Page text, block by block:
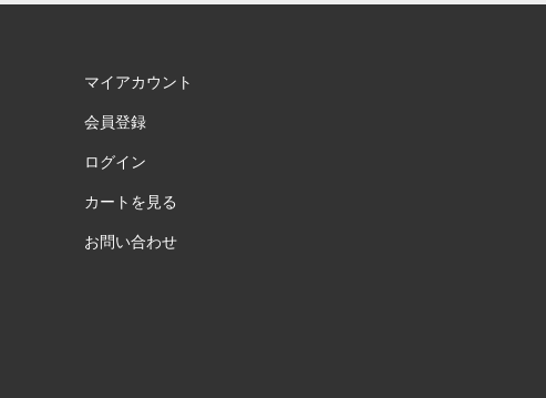
マイアカウント
会員登録
ログイン
カートを見る
お問い合わせ